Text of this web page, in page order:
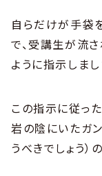
自らだけが手袋
で、受講生が流
ように指示しまし
この指示に従っ
岩の陰にいたガ
うべきでしょう）